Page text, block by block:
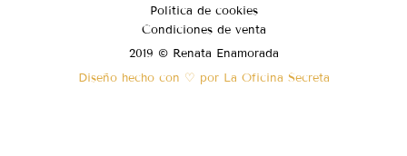
Política de cookies
Condiciones de venta
2019 © Renata Enamorada
Diseño hecho con ♡ por La Oficina Secreta